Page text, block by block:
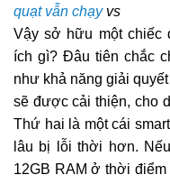
quạt vẫn chạyvs
Vậy sở hữu một chiếc
ích gì? Đâu tiên chắc
như khả năng giải
sẽ được cải thiện, cho
Thứ hai là một cái
lâu bị lỗi thời hơn.
12GB RAM ở thời